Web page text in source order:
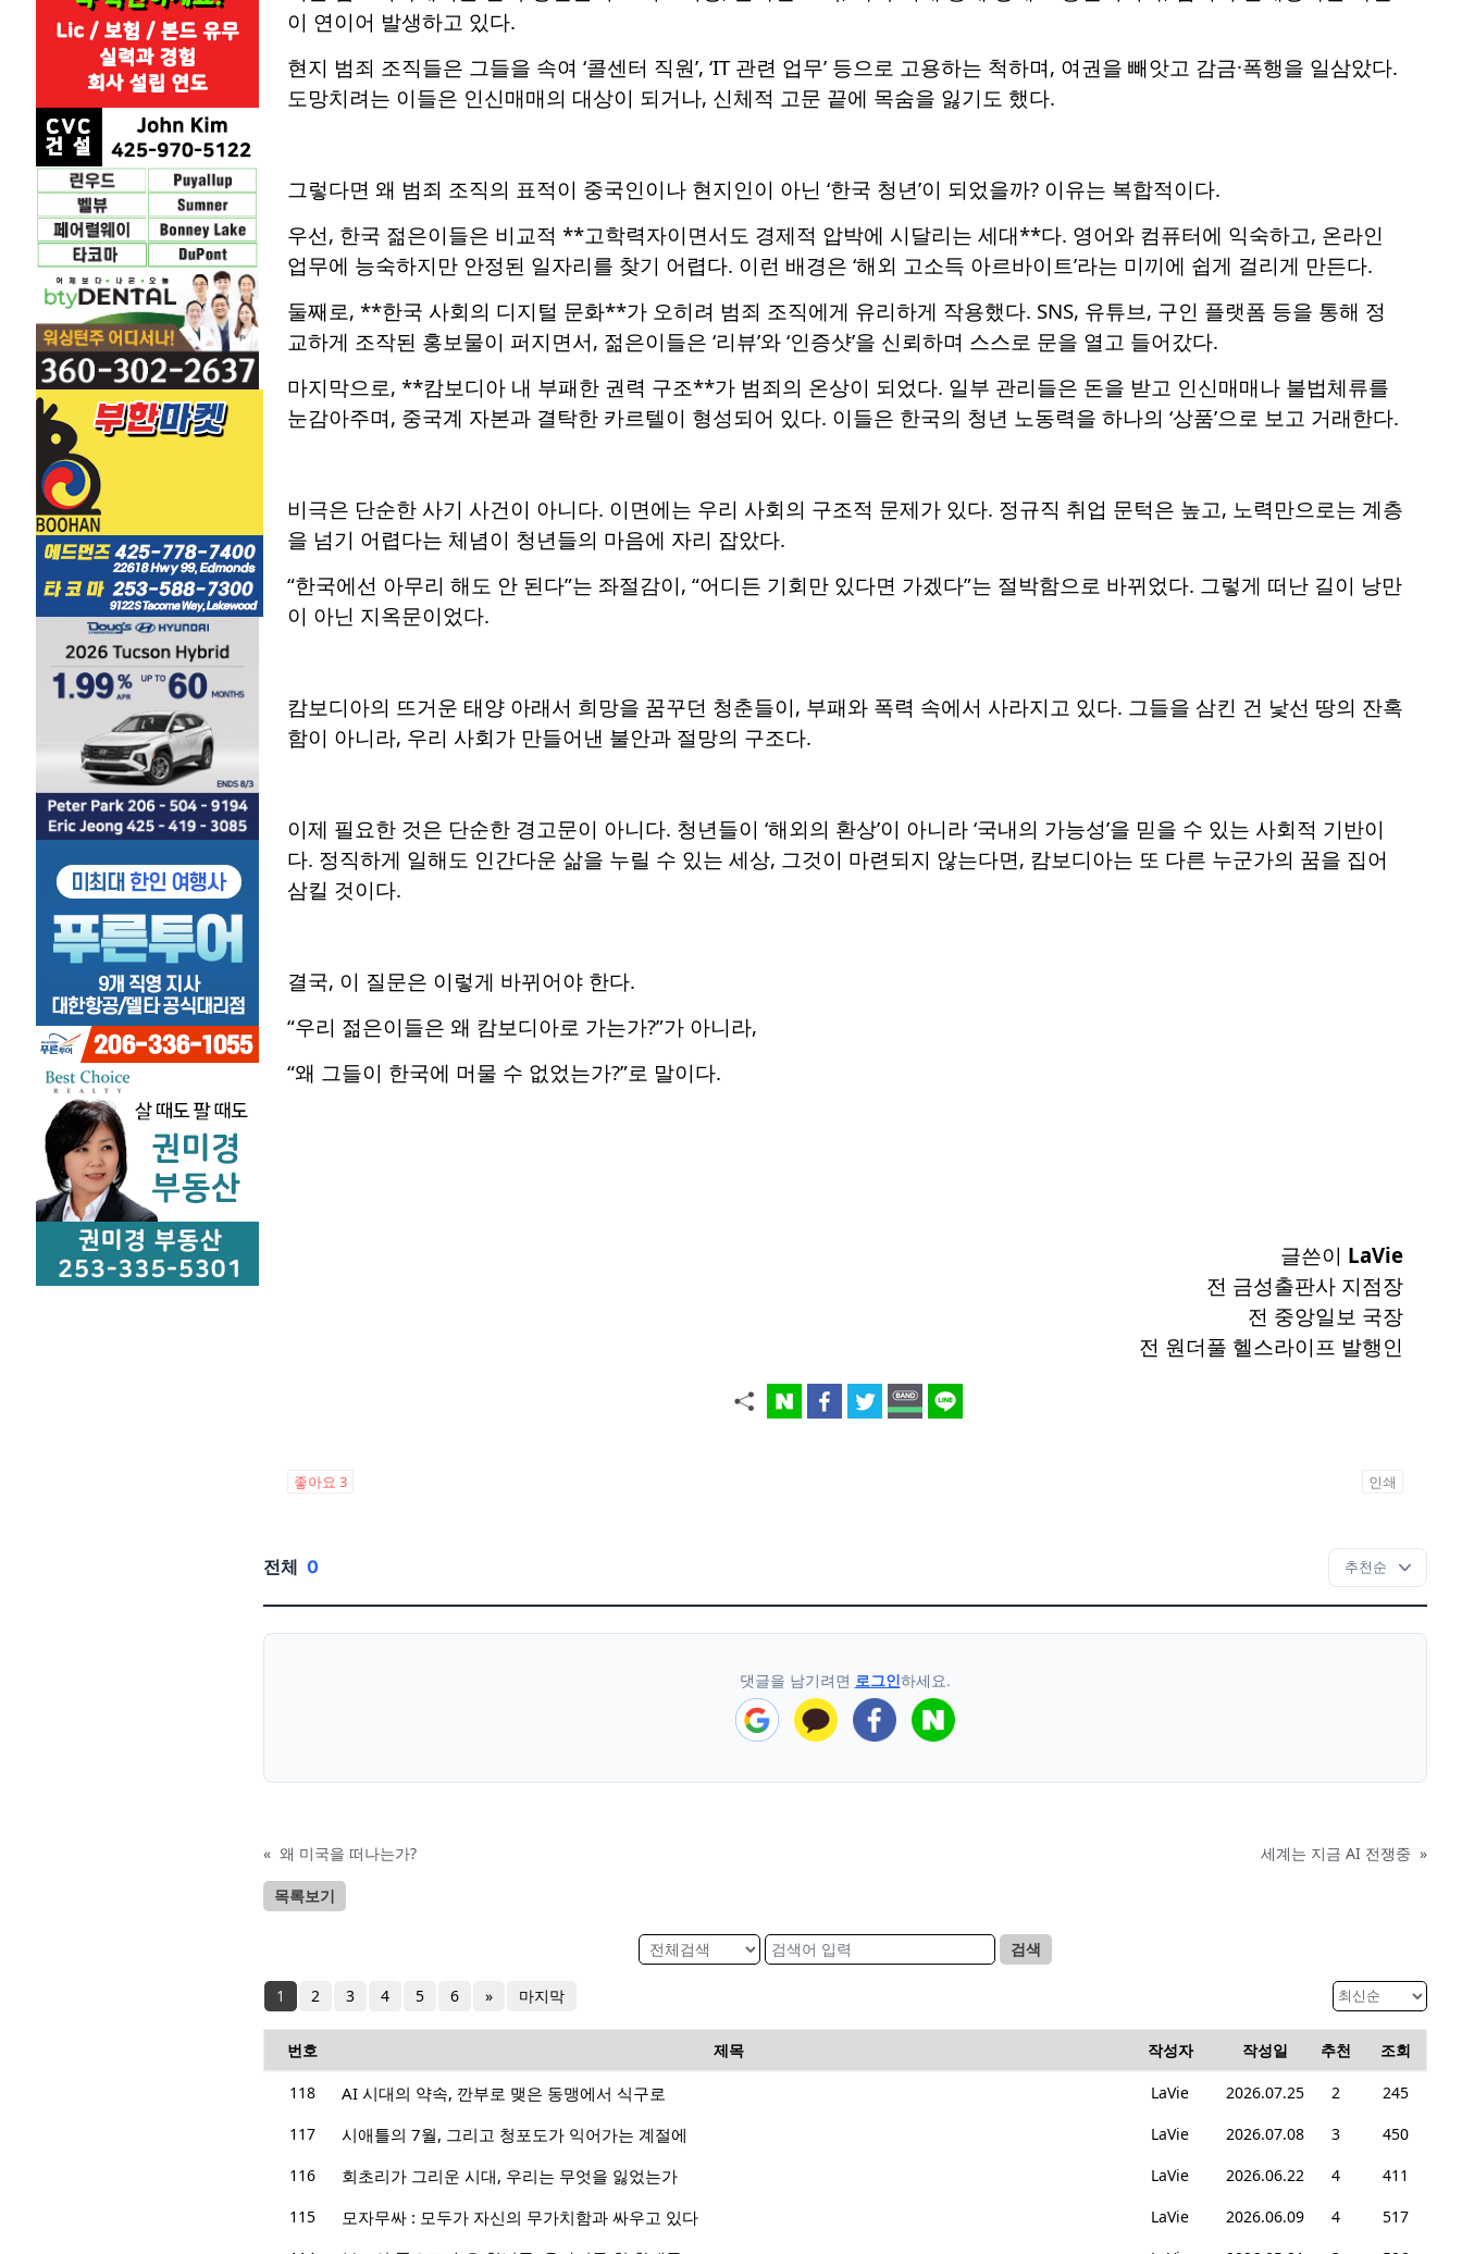
이 연이어 발생하고 있다.
현지 범죄 조직들은 그들을 속여 ‘콜센터 직원’, ‘IT 관련 업무’ 등으로 고용하는 척하며, 여권을 빼앗고 감금·폭행을 일삼았다.
도망치려는 이들은 인신매매의 대상이 되거나, 신체적 고문 끝에 목숨을 잃기도 했다.
그렇다면 왜 범죄 조직의 표적이 중국인이나 현지인이 아닌 ‘한국 청년’이 되었을까? 이유는 복합적이다.
우선, 한국 젊은이들은 비교적 **고학력자이면서도 경제적 압박에 시달리는 세대**다. 영어와 컴퓨터에 익숙하고, 온라인
업무에 능숙하지만 안정된 일자리를 찾기 어렵다. 이런 배경은 ‘해외 고소득 아르바이트’라는 미끼에 쉽게 걸리게 만든다.
둘째로, **한국 사회의 디지털 문화**가 오히려 범죄 조직에게 유리하게 작용했다. SNS, 유튜브, 구인 플랫폼 등을 통해 정
교하게 조작된 홍보물이 퍼지면서, 젊은이들은 ‘리뷰’와 ‘인증샷’을 신뢰하며 스스로 문을 열고 들어갔다.
마지막으로, **캄보디아 내 부패한 권력 구조**가 범죄의 온상이 되었다. 일부 관리들은 돈을 받고 인신매매나 불법체류를
눈감아주며, 중국계 자본과 결탁한 카르텔이 형성되어 있다. 이들은 한국의 청년 노동력을 하나의 ‘상품’으로 보고 거래한다.
비극은 단순한 사기 사건이 아니다. 이면에는 우리 사회의 구조적 문제가 있다. 정규직 취업 문턱은 높고, 노력만으로는 계층
을 넘기 어렵다는 체념이 청년들의 마음에 자리 잡았다.
“한국에선 아무리 해도 안 된다”는 좌절감이, “어디든 기회만 있다면 가겠다”는 절박함으로 바뀌었다. 그렇게 떠난 길이 낭만
이 아닌 지옥문이었다.
캄보디아의 뜨거운 태양 아래서 희망을 꿈꾸던 청춘들이, 부패와 폭력 속에서 사라지고 있다. 그들을 삼킨 건 낯선 땅의 잔혹
함이 아니라, 우리 사회가 만들어낸 불안과 절망의 구조다.
이제 필요한 것은 단순한 경고문이 아니다. 청년들이 ‘해외의 환상’이 아니라 ‘국내의 가능성’을 믿을 수 있는 사회적 기반이
다. 정직하게 일해도 인간다운 삶을 누릴 수 있는 세상, 그것이 마련되지 않는다면, 캄보디아는 또 다른 누군가의 꿈을 집어
삼킬 것이다.
결국, 이 질문은 이렇게 바뀌어야 한다.
“우리 젊은이들은 왜 캄보디아로 가는가?”가 아니라,
“왜 그들이 한국에 머물 수 없었는가?”로 말이다.
글쓴이 LaVie
전 금성출판사 지점장
전 중앙일보 국장
전 원더풀 헬스라이프 발행인
좋아요 3 인쇄
전체 0
댓글을 남기려면 로그인하세요.
« 왜 미국을 떠나는가? 세계는 지금 AI 전쟁중 »
목록보기
검색
1 2 3 4 5 6 » 마지막
번호 제목 작성자 작성일 추천 조회
118 AI 시대의 약속, 깐부로 맺은 동맹에서 식구로 LaVie 2026.07.25 2
245
117
시애틀의 7월, 그리고 청포도가 익어가는 계절에 LaVie 2026.07.08 3
450
116
회초리가 그리운 시대, 우리는 무엇을 잃었는가 LaVie 2026.06.22 4
411
115
모자무싸 : 모두가 자신의 무가치함과 싸우고 있다 LaVie 2026.06.09 4
517